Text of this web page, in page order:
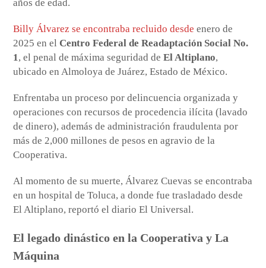
años de edad.
Billy Álvarez se encontraba recluido desde enero de
2025 en elCentro Federal de Readaptación Social No.
1, el penal de máxima seguridad deEl Altiplano,
ubicado en Almoloya de Juárez, Estado de México.
Enfrentaba un proceso por delincuencia organizada y
operaciones con recursos de procedencia ilícita (lavado
de dinero), además de administración fraudulenta por
más de 2,000 millones de pesos en agravio de la
Cooperativa.
Al momento de su muerte, Álvarez Cuevas se encontraba
en un hospital de Toluca, a donde fue trasladado desde
El Altiplano, reportó el diario El Universal.
El legado dinástico en la Cooperativa y La
Máquina